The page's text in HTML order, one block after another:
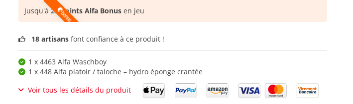
Jusqu'à23 points Alfa Bonus en jeu
18 artisans font confiance à ce produit !
1 x 4463 Alfa Waschboy
1 x 448 Alfa platoir / taloche – hydro éponge crantée
Voir tous les détails du produit